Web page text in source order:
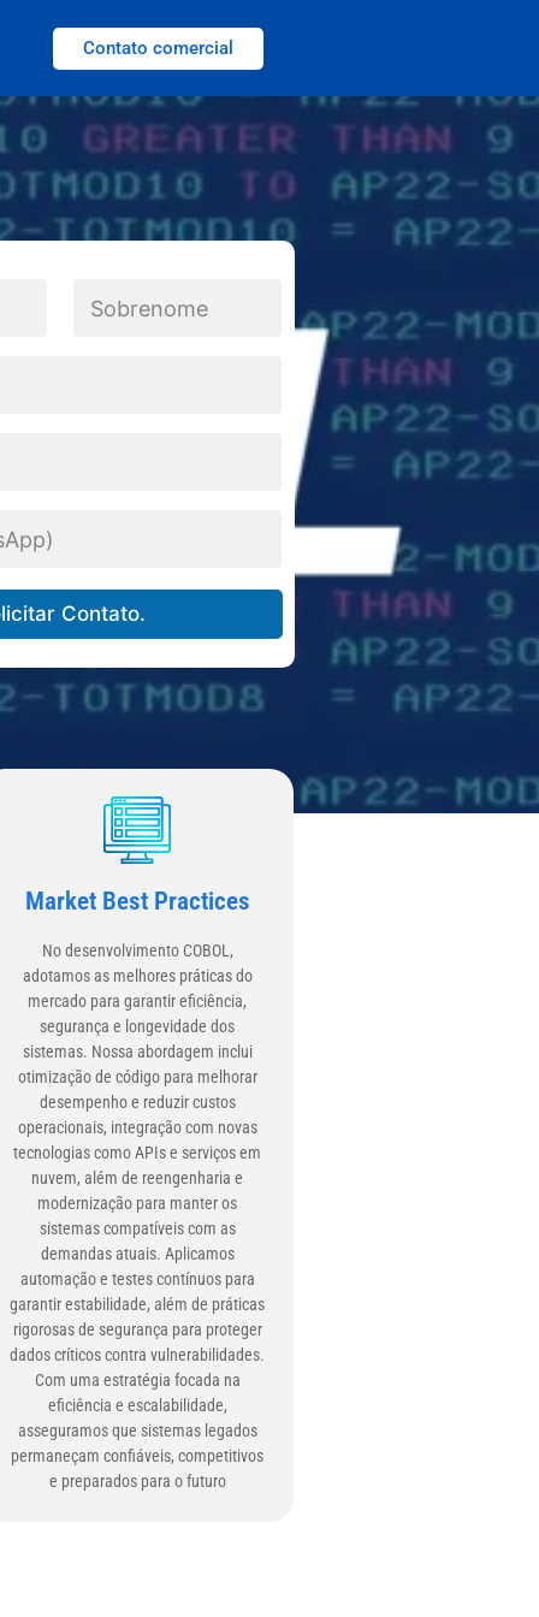
Contato comercial
Contato.
Market Best Practices
No desenvolvimento COBOL,
adotamos as melhores práticas do
mercado para garantir eficiência,
segurança e longevidade dos
sistemas. Nossa abordagem inclui
otimização de código para melhorar
desempenho e reduzir custos
operacionais, integração com novas
tecnologias como APIs e serviços em
nuvem, além de reengenharia e
modernização para manter os
sistemas compatíveis com as
demandas atuais. Aplicamos
automação e testes contínuos para
garantir estabilidade, além de práticas
rigorosas de segurança para proteger
dados críticos contra vulnerabilidades.
Com uma estratégia focada na
eficiência e escalabilidade,
asseguramos que sistemas legados
permaneçam confiáveis, competitivos
e preparados para o futuro